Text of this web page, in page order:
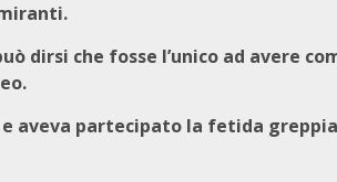
dirsi che fosse l’unico ad avere
e aveva partecipato la fetida